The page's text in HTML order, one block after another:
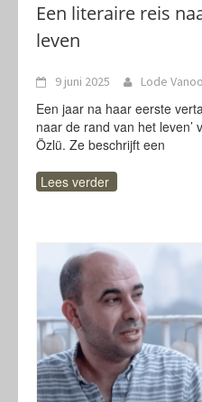
Een literaire reis
leven
9 juni 2025 Lode
Een jaar na haar eerste
naar de rand van het leven’
Özlü. Ze beschrijft een
Lees verder